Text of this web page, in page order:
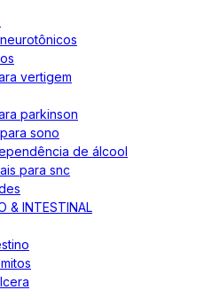
vertigem
parkinson
sono
de álcool
para snc
& INTESTINAL